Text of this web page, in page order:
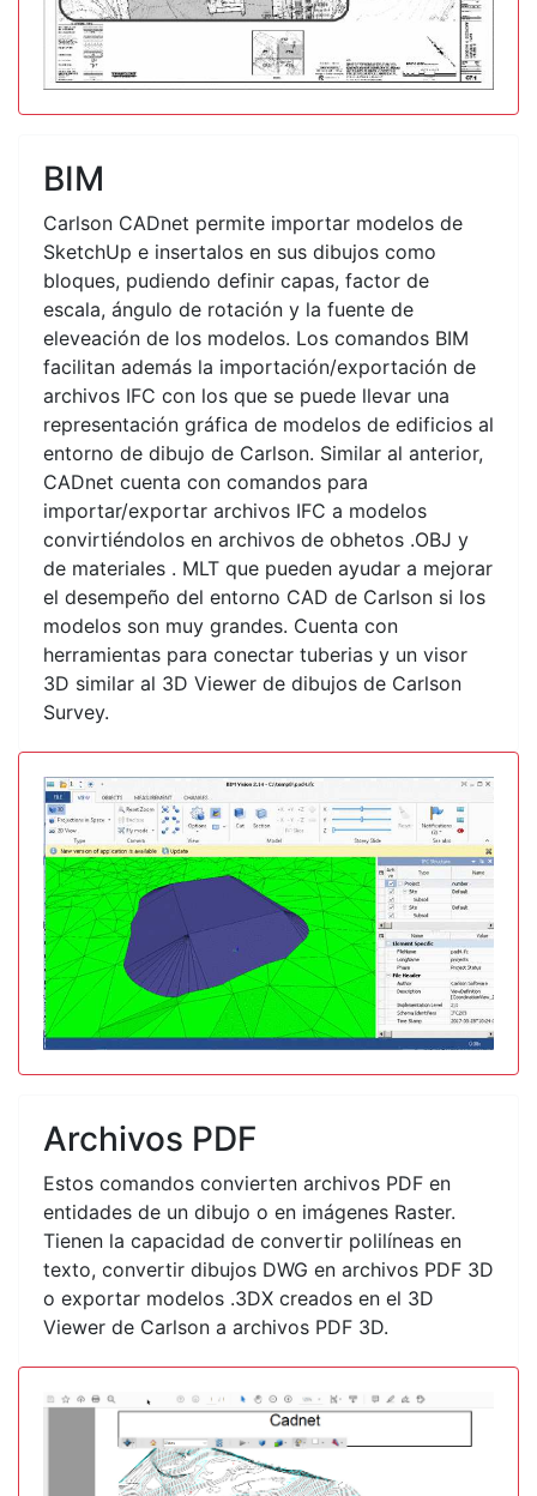
BIM
Carlson CADnet permite importar modelos de
SketchUp e insertalos en sus dibujos como
bloques, pudiendo definir capas, factor de
escala, ángulo de rotación y la fuente de
eleveación de los modelos. Los comandos BIM
facilitan además la importación/exportación de
archivos IFC con los que se puede llevar una
representación gráfica de modelos de edificios al
entorno de dibujo de Carlson. Similar al anterior,
CADnet cuenta con comandos para
importar/exportar archivos IFC a modelos
convirtiéndolos en archivos de obhetos .OBJ y
de materiales . MLT que pueden ayudar a mejorar
el desempeño del entorno CAD de Carlson si los
modelos son muy grandes. Cuenta con
herramientas para conectar tuberias y un visor
3D similar al 3D Viewer de dibujos de Carlson
Survey.
Archivos PDF
Estos comandos convierten archivos PDF en
entidades de un dibujo o en imágenes Raster.
Tienen la capacidad de convertir polilíneas en
texto, convertir dibujos DWG en archivos PDF 3D
o exportar modelos .3DX creados en el 3D
Viewer de Carlson a archivos PDF 3D.